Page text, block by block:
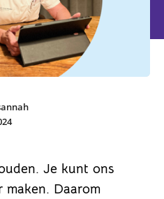
Je kunt ons
maken. Daarom